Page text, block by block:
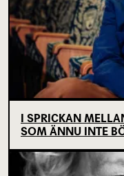
I SPRICKAN
SOM ÄNNU INTE